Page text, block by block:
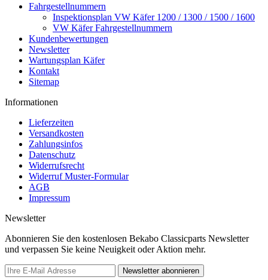
Fahrgestellnummern
Inspektionsplan VW Käfer 1200 / 1300 / 1500 / 1600
VW Käfer Fahrgestellnummern
Kundenbewertungen
Newsletter
Wartungsplan Käfer
Kontakt
Sitemap
Informationen
Lieferzeiten
Versandkosten
Zahlungsinfos
Datenschutz
Widerrufsrecht
Widerruf Muster-Formular
AGB
Impressum
Newsletter
Abonnieren Sie den kostenlosen Bekabo Classicparts Newsletter
und verpassen Sie keine Neuigkeit oder Aktion mehr.
Newsletter abonnieren